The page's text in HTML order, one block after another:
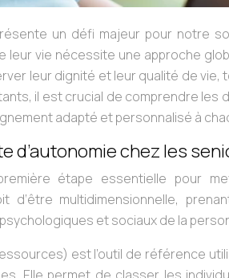
un défi majeur pour notre
vie nécessite une approche
leur dignité et leur qualité de vie,
il est crucial de comprendre les
adapté et personnalisé à
d’autonomie chez les
étape essentielle pour
d’être multidimensionnelle,
et sociaux de la
est l’outil de référence